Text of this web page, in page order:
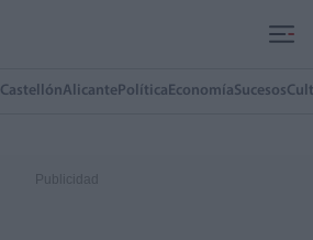
CastellónAlicante Política EconomíaSucesos